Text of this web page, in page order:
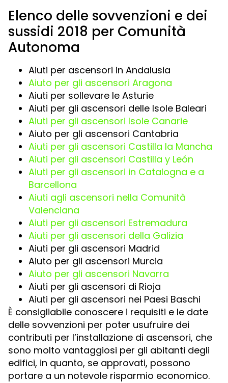
Elenco delle sovvenzioni e dei
sussidi 2018 per Comunità
Autonoma
Aiuti per ascensori in Andalusia
Aiuto per gli ascensori Aragona
Aiuti per sollevare le Asturie
Aiuti per gli ascensori delle Isole Baleari
Aiuti per gli ascensori Isole Canarie
Aiuto per gli ascensori Cantabria
Aiuti per gli ascensori Castilla la Mancha
Aiuti per gli ascensori Castilla y León
Aiuti per gli ascensori in Catalogna e a
Barcellona
Aiuti agli ascensori nella Comunità
Valenciana
Aiuti per gli ascensori Estremadura
Aiuti per gli ascensori della Galizia
Aiuti per gli ascensori Madrid
Aiuto per gli ascensori Murcia
Aiuto per gli ascensori Navarra
Aiuti per gli ascensori di Rioja
Aiuti per gli ascensori nei Paesi Baschi
È consigliabile conoscere i requisiti e le date
delle sovvenzioni per poter usufruire dei
contributi per l’installazione di ascensori, che
sono molto vantaggiosi per gli abitanti degli
edifici, in quanto, se approvati, possono
portare a un notevole risparmio economico.